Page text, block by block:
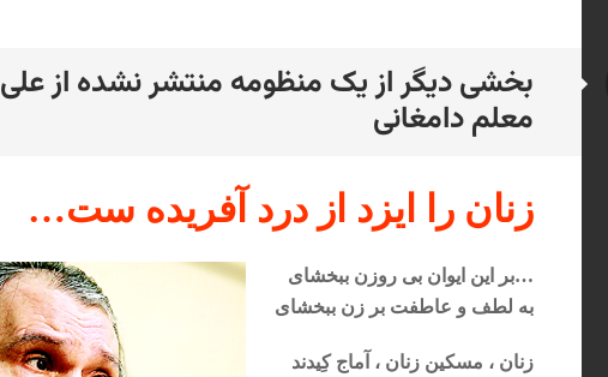
بخشی دیگر از یک منظومه منتشر نشده از علی
معلم دامغانی
استاندارد
زنان را ایزد از درد آفریده ست…
…بر این ایوان بی روزن ببخشای
به لطف و عاطفت بر زن ببخشای
زنان ، مسکین زنان ، آماج کِیدند